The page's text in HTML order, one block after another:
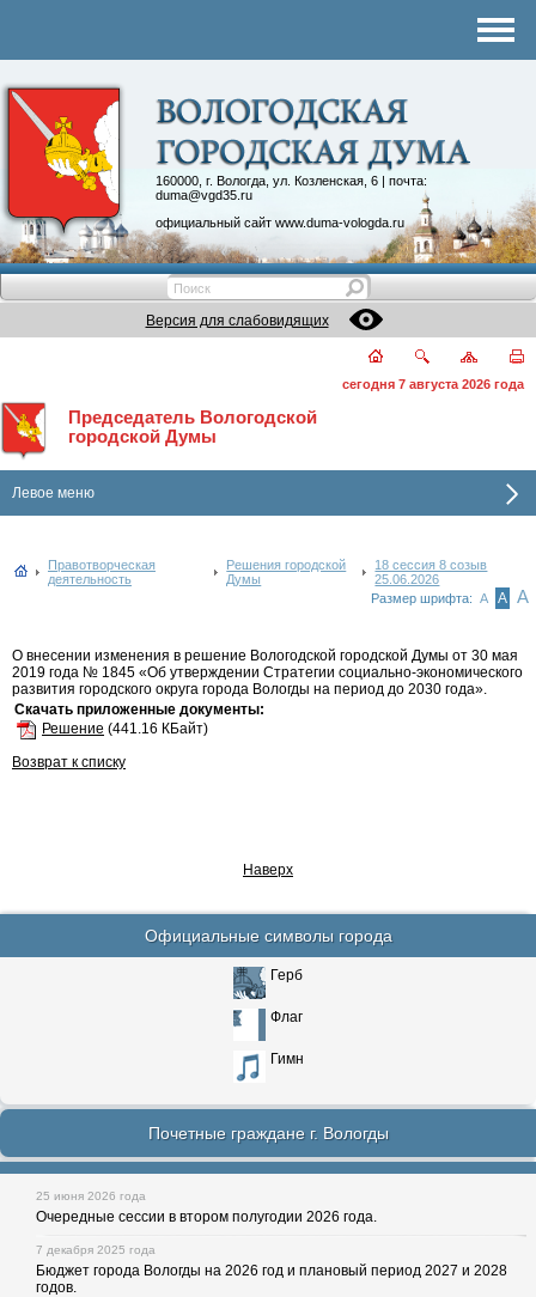
160000, г. Вологда, ул. Козленская, 6 | почта:
duma@vgd35.ru
официальный сайт www.duma-vologda.ru
Контакты
Депутатские объединения
Версия для слабовидящих
сегодня 7 августа 2026 года
Председатель Вологодской
городской Думы
Левое меню
Правотворческая
деятельность
Решения городской
Думы
18 сессия 8 созыв
25.06.2026
Размер шрифта: А А А
О внесении изменения в решение Вологодской городской Думы от 30 мая
2019 года № 1845 «Об утверждении Стратегии социально-экономического
развития городского округа города Вологды на период до 2030 года».
Скачать приложенные документы:
Решение (441.16 КБайт)
Возврат к списку
Наверх
Официальные символы города
Герб
Флаг
Гимн
Почетные граждане г. Вологды
25 июня 2026 года
Очередные сессии в втором полугодии 2026 года.
7 декабря 2025 года
Бюджет города Вологды на 2026 год и плановый период 2027 и 2028
годов.